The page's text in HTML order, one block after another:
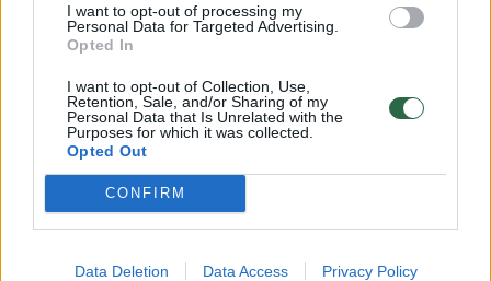
I want to opt-out of processing my
Personal Data for Targeted Advertising.
Opted In
I want to opt-out of Collection, Use,
Retention, Sale, and/or Sharing of my
Personal Data that Is Unrelated with the
Purposes for which it was collected.
Opted Out
CONFIRM
Data Deletion Data Access Privacy Policy
Norite skaityti toliau?
Prisijunkite prie mūsų bendruomenės ir tapkite
prenumeratoriumi
Vos nuo 1